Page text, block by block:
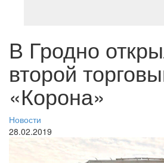
В Гродно
второй
«Корона»
Новости
28.02.2019